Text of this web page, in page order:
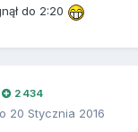
do 2:20
2 434
20 Stycznia 2016